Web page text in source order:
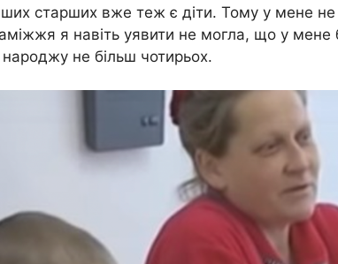
старших вже теж є діти. Тому у мене не
я навіть уявити не могла, що у мене
не більш чотирьох.